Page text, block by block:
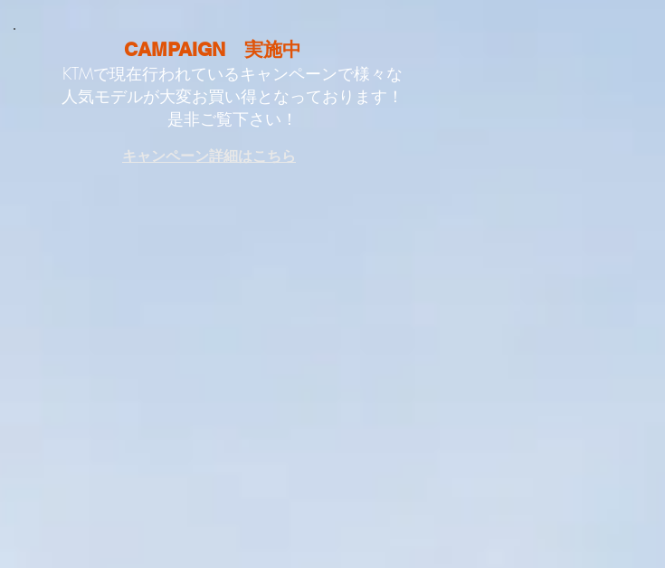
CAMPAIGN ​実施中
KTMで現在行われているキャンペーンで様々な
人気モデルが大変お買い得となっております！
是非ご覧下さい！​
​キャンペーン詳細はこちら